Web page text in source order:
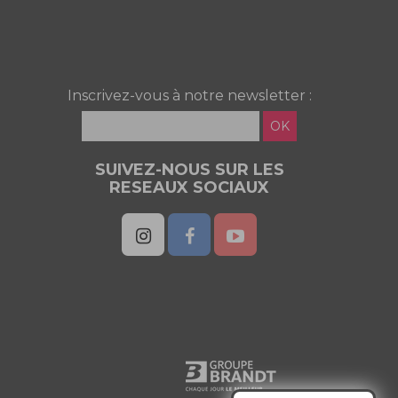
Inscrivez-vous à notre newsletter :
OK
SUIVEZ-NOUS SUR LES
RESEAUX SOCIAUX